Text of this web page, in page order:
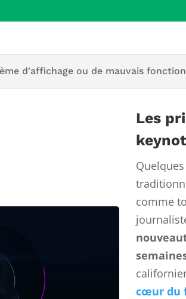
d'affichage ou de mauvais
Les
comme
cœur du